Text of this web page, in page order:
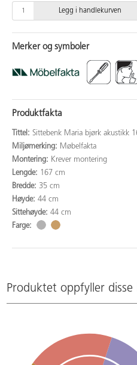
Legg i handlekurven
Merker og symboler
Produktfakta
Tittel: Sittebenk Maria bjørk akustikk
Miljømerking: Møbelfakta
Montering: Krever montering
Lengde: 167 cm
Bredde: 35 cm
Høyde: 44 cm
Sittehøyde: 44 cm
Farge:
Produktet oppfyller